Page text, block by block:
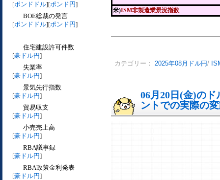
[ポンドドル][ポンド円]
BOE総裁の発言
[ポンドドル][ポンド円]
住宅建設許可件数
[豪ドル円]
失業率
[豪ドル円]
景気先行指数
[豪ドル円]
貿易収支
[豪ドル円]
小売売上高
[豪ドル円]
RBA議事録
[豪ドル円]
RBA政策金利発表
[豪ドル円]
米)ISM非製造業景況指数
カテゴリー： 2025年08月ドル円/
06月20日(金)の
ントでの実際の